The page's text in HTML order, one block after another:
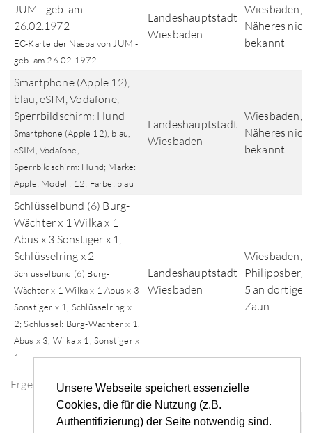
Unsere Webseite speichert essenzielle
Cookies, die für die Nutzung (z.B.
Authentifizierung) der Seite notwendig sind.
Ergebnisse der Fundsuche
JUM - geb. am
26.02.1972
EC-Karte der Naspa von JUM -
geb. am 26.02.1972
Landeshauptstadt
Wiesbaden
Wiesbaden,
Näheres
bekannt
Smartphone (Apple 12),
blau, eSIM, Vodafone,
Sperrbildschirm: Hund
Smartphone (Apple 12), blau,
eSIM, Vodafone,
Sperrbildschirm: Hund; Marke:
Apple; Modell: 12; Farbe: blau
Landeshauptstadt
Wiesbaden
Wiesbaden,
Näheres
bekannt
Schlüsselbund (6) Burg-
Wächter x 1 Wilka x 1
Abus x 3 Sonstiger x 1,
Schlüsselring x 2
Schlüsselbund (6) Burg-
Wächter x 1 Wilka x 1 Abus x 3
Sonstiger x 1, Schlüsselring x
2; Schlüssel: Burg-Wächter x 1,
Abus x 3, Wilka x 1, Sonstiger x
1
Landeshauptstadt
Wiesbaden
Wiesbaden,
5 an dortigem
Zaun
« ‹ ... 3 4 5 6 7 ... ›